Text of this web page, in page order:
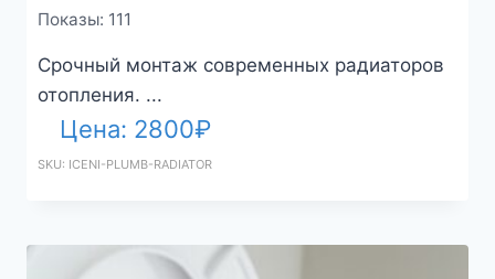
Показы: 111
Срочный монтаж современных радиаторов
отопления. ...
Цена: 2800₽
SKU: ICENI-PLUMB-RADIATOR